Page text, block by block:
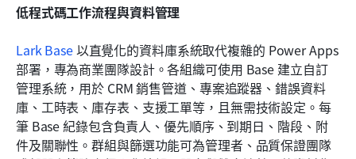
低程式碼工作流程與資料管理
Lark Base 以直覺化的資料庫系統取代複雜的 Power Apps
部署，專為商業團隊設計。各組織可使用 Base 建立自訂
管理系統，用於 CRM 銷售管道、專案追蹤器、錯誤資料
庫、工時表、庫存表、支援工單等，且無需技術設定。每
筆 Base 紀錄包含負責人、優先順序、到期日、階段、附
件及關聯性。群組與篩選功能可為管理者、品質保證團隊